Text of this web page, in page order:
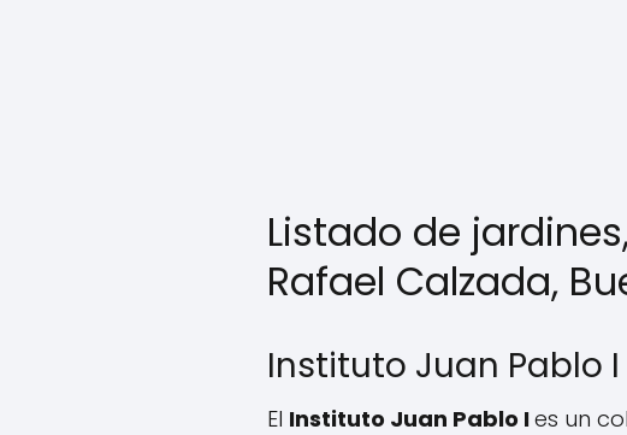
Listado de
Rafael Calzada,
Instituto Juan Pablo I
El Instituto Juan Pablo Ies un